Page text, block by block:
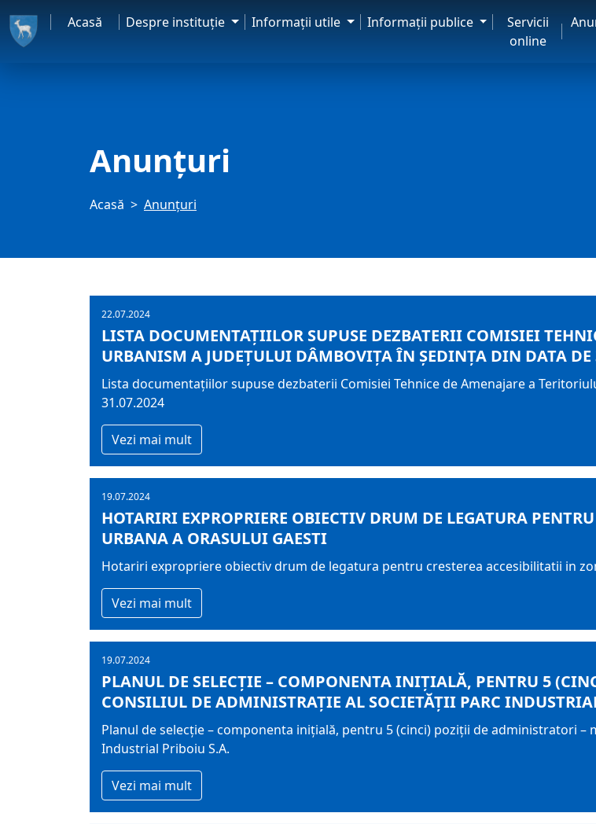
Acasă Despre instituţie Informaţii utile Informaţii publice
Servicii
online
Anunţuri
Acasă Anunţuri
22.07.2024
LISTA DOCUMENTAŢIILOR SUPUSE DEZBATERII COMISIEI
URBANISM A JUDEŢULUI DÂMBOVIŢA ÎN ŞEDINŢA DIN DATA DE
Lista documentaţiilor supuse dezbaterii Comisiei Tehnice de Amenajare a
31.07.2024
Vezi mai mult
19.07.2024
HOTARIRI EXPROPRIERE OBIECTIV DRUM DE LEGATURA
URBANA A ORASULUI GAESTI
Hotariri expropriere obiectiv drum de legatura pentru cresterea accesibilitatii in
Vezi mai mult
19.07.2024
PLANUL DE SELECȚIE – COMPONENTA INIȚIALĂ, PENTRU 5
CONSILIUL DE ADMINISTRAȚIE AL SOCIETĂȚII PARC
Planul de selecție – componenta inițială, pentru 5 (cinci) poziții de administratori
Industrial Priboiu S.A.
Vezi mai mult